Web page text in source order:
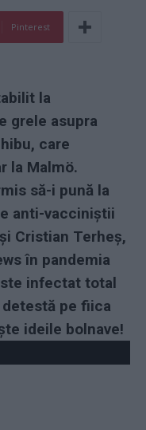
Pinterest
la
grele asupra
care
la Malmö.
să-i pună la
anti-vacciniștii
Cristian Terheș,
în pandemia
infectat total
pe fiica
ideile bolnave!